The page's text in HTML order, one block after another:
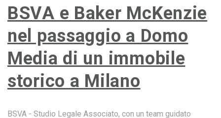
BSVA e Baker McKenzie
nel passaggio a Domo
Media di un immobile
storico a Milano
BSVA - Studio Legale Associato, con un team guidato